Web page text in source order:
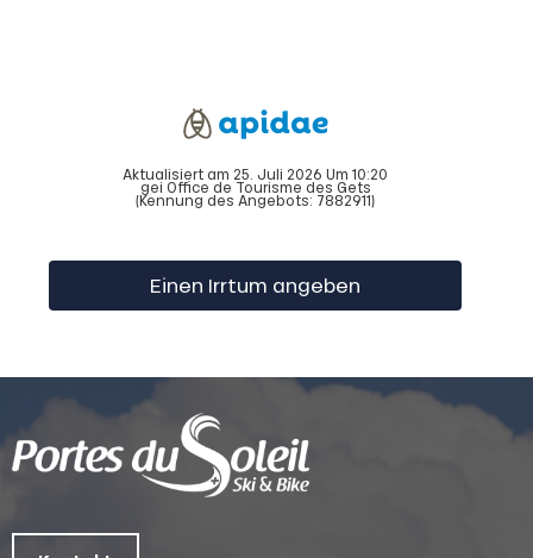
Aktualisiert am 25. Juli 2026 Um 10:20
gei Office de Tourisme des Gets
(Kennung des Angebots: 7882911)
Einen Irrtum angeben